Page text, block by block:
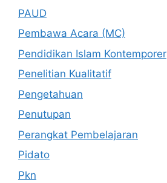
PAUD
Pembawa Acara (MC)
Pendidikan Islam Kontemporer
Penelitian Kualitatif
Pengetahuan
Penutupan
Perangkat Pembelajaran
Pidato
Pkn